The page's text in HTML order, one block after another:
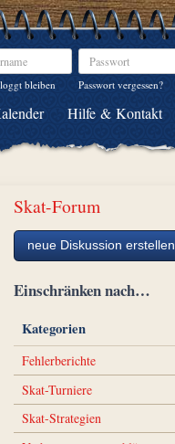
bleiben
Passwort
Passwort vergessen?
Hilfe & Kontakt
Skat-Forum
neue Diskussion erstellen
Einschränken nach…
Kategorien
Fehlerberichte
Skat-Turniere
Skat-Strategien